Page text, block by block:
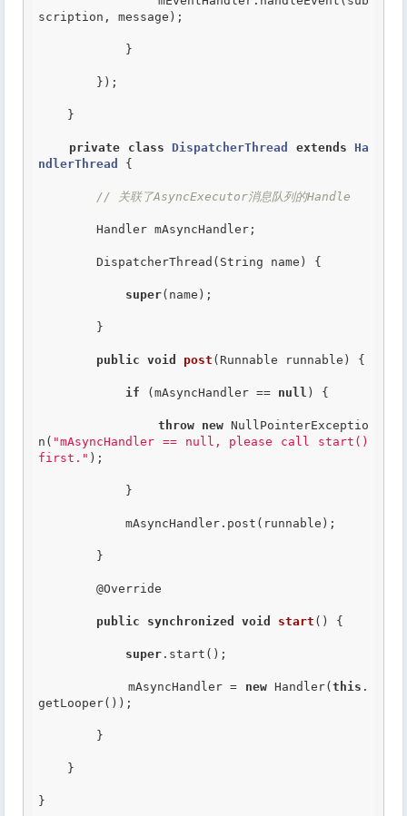
scription, message);
private class DispatcherThread extends
Ha
ndlerThread
{
// 关联了AsyncExecutor消息队列的Handle
super(name);
public void post (Runnable runnable) {
if (mAsyncHandler == null ) {
throw new NullPointerExceptio
n( "mAsyncHandler == null, please call start()
first." );
@Override
public synchronized void start () {
super .start();
            mAsyncHandler =
new Handler(this .
getLooper());
}